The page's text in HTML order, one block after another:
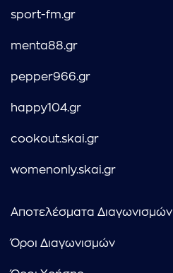
sport-fm.gr
menta88.gr
pepper966.gr
happy104.gr
cookout.skai.gr
womenonly.skai.gr
Αποτελέσματα Διαγωνισμών
Όροι Διαγωνισμών